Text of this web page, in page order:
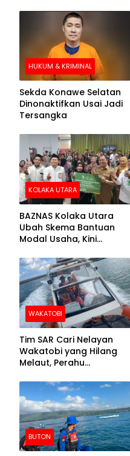
HUKUM & KRIMINAL
Sekda Konawe Selatan
Dinonaktifkan Usai Jadi
Tersangka
KOLAKA UTARA
BAZNAS Kolaka Utara
Ubah Skema Bantuan
Modal Usaha, Kini
Barang Senilai Rp419,5
Juta
WAKATOBI
Tim SAR Cari Nelayan
Wakatobi yang Hilang
Melaut, Perahu
Kemasukan Air
BUTON